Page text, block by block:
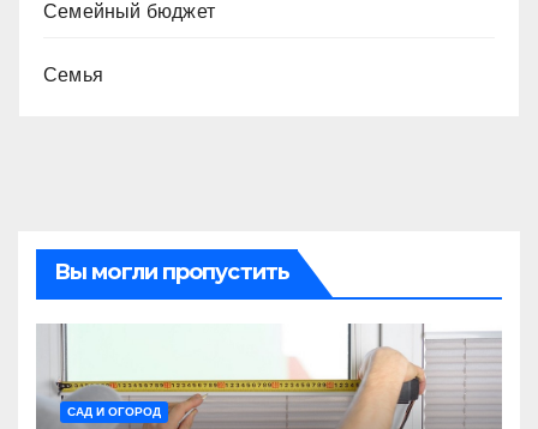
Семейный бюджет
Семья
Вы могли пропустить
САД И ОГОРОД